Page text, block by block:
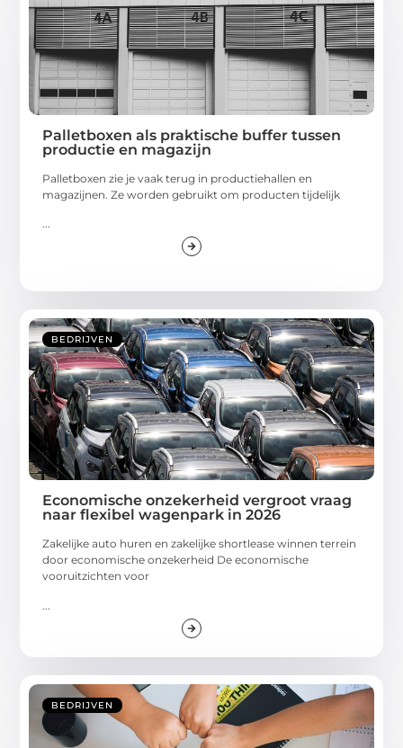
Palletboxen als praktische buffer tussen
productie en magazijn
Palletboxen zie je vaak terug in productiehallen en
magazijnen. Ze worden gebruikt om producten tijdelijk
...
BEDRIJVEN
Economische onzekerheid vergroot vraag
naar flexibel wagenpark in 2026
Zakelijke auto huren en zakelijke shortlease winnen terrein
door economische onzekerheid De economische
vooruitzichten voor
BEDRIJVEN